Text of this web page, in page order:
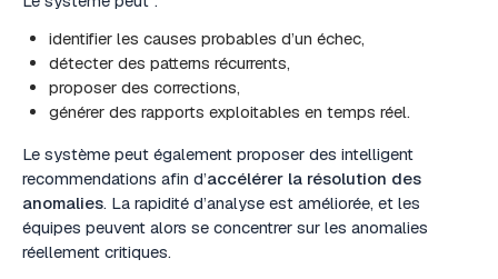
identifier les causes probables d’un échec,
détecter des patterns récurrents,
proposer des corrections,
générer des rapports exploitables en temps réel.
Le système peut également proposer des intelligent
recommendations afin d’accélérer la résolution des
anomalies. La rapidité d’analyse est améliorée, et les
équipes peuvent alors se concentrer sur les anomalies
réellement critiques.